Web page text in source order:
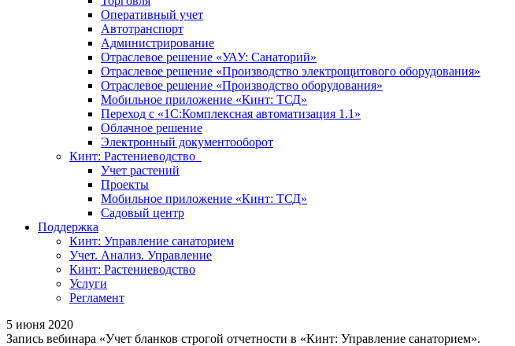
Оперативный учет
Автотранспорт
Администрирование
Отраслевое решение «УАУ: Санаторий»
Отраслевое решение «Производство электрощитового оборудования»
Отраслевое решение «Производство оборудования»
Мобильное приложение «Кинт: ТСД»
Переход с «1С:Комплексная автоматизация 1.1»
Облачное решение
Электронный документооборот
Кинт: Растениеводство
Учет растений
Проекты
Мобильное приложение «Кинт: ТСД»
Садовый центр
Поддержка
Кинт: Управление санаторием
Учет. Анализ. Управление
Кинт: Растениеводство
Услуги
Регламент
5 июня 2020
Запись вебинара «Учет бланков строгой отчетности в «Кинт: Управление санаторием».